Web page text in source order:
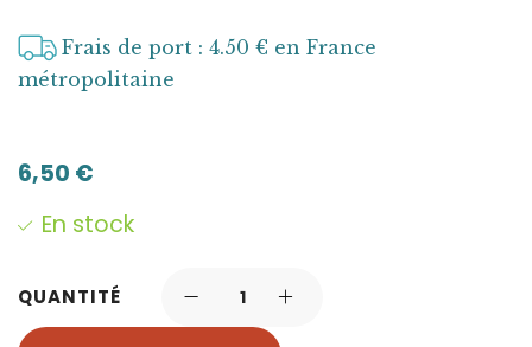
Frais de port : 4.50 € en France
métropolitaine
6,50 €
En stock
QUANTITÉ